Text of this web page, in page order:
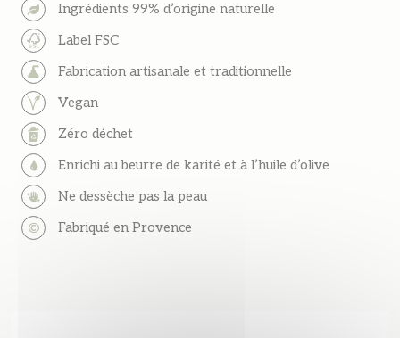
Ingrédients 99% d’origine naturelle
Label FSC
Fabrication artisanale et traditionnelle
Vegan
Zéro déchet
Enrichi au beurre de karité et à l’huile d’olive
Ne dessèche pas la peau
Fabriqué en Provence